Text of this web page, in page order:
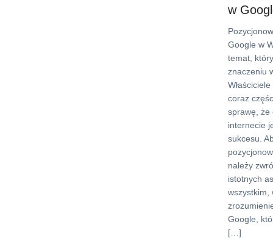
w
Google w
temat,
znaczeniu
coraz
sprawę, że
internecie
sukcesu.
należy
istotnych
wszystkim,
Google,
[…]